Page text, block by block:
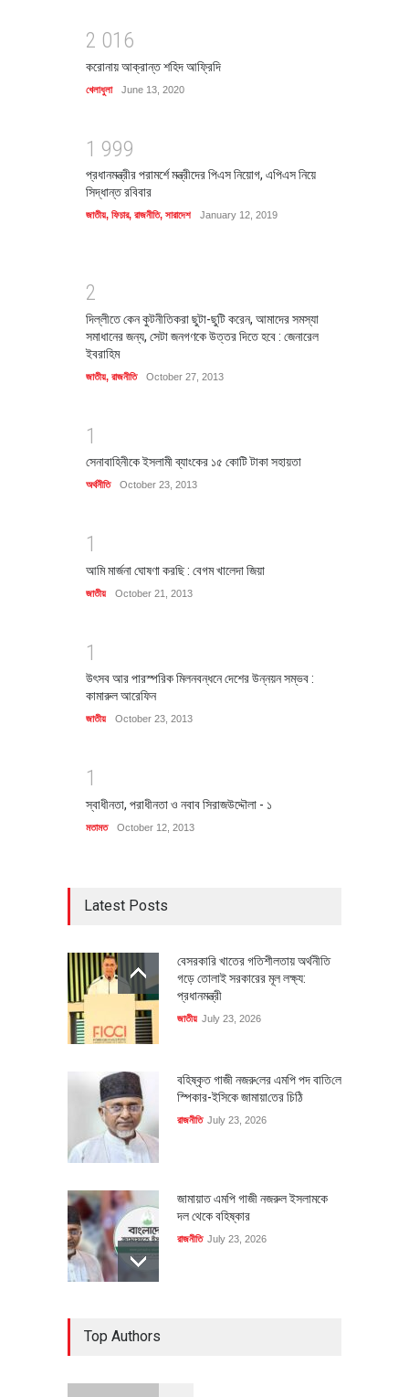
2 01 6
করোনায় আক্রান্ত শহিদ আফ্রিদি
খেলাধুলা June 13, 2020
1 999
প্রধানমন্ত্রীর পরামর্শে মন্ত্রীদের পিএস নিয়োগ, এপিএস নিয়ে
সিদ্ধান্ত রবিবার
জাতীয়, ফিচার, রাজনীতি, সারাদেশ January 12, 2019
2
দিল্লীতে কেন কুটনীতিকরা ছুটা-ছুটি করেন, আমাদের সমস্যা
সমাধানের জন্য, সেটা জনগণকে উত্তর দিতে হবে : জেনারেল
ইবরাহিম
জাতীয়, রাজনীতি October 27, 2013
1
সেনাবাহিনীকে ইসলামী ব্যাংকের ১৫ কোটি টাকা সহায়তা
অর্থনীতি October 23, 2013
1
আমি মার্জনা ঘোষণা করছি : বেগম খালেদা জিয়া
জাতীয় October 21, 2013
1
উৎসব আর পারস্পরিক মিলনবন্ধনে দেশের উন্নয়ন সম্ভব :
কামারুল আরেফিন
জাতীয় October 23, 2013
1
স্বাধীনতা, পরাধীনতা ও নবাব সিরাজউদ্দৌলা - ১
মতামত October 12, 2013
Latest Posts
বেসরকারি খাতের গতিশীলতায় অর্থনীতি
গড়ে তোলাই সরকারের মূল লক্ষ্য:
প্রধানমন্ত্রী
জাতীয় July 23, 2026
বহিষ্কৃত গাজী নজরু‌লের এম‌পি পদ বা‌তি‌লে
স্পিকার-ইসিকে জামায়া‌তের চি‌ঠি
রাজনীতি July 23, 2026
জামায়াত এমপি গাজী নজরুল ইসলামকে
দল থেকে বহিষ্কার
রাজনীতি July 23, 2026
Top Authors